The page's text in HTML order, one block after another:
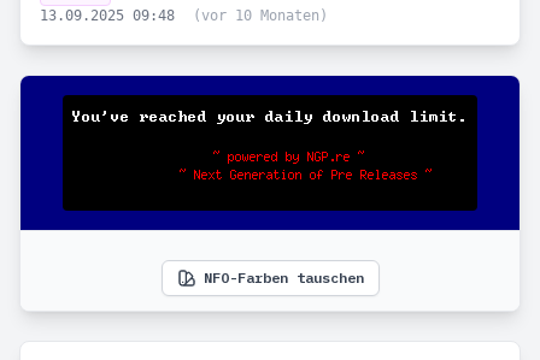
13.09.2025 09:48
(vor 10 Monaten)
NFO-Farben tauschen